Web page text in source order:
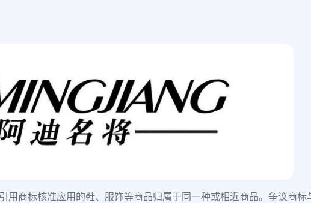
用商标核准应用的鞋、服饰等商品归属于同一种或相近商品。争议商标